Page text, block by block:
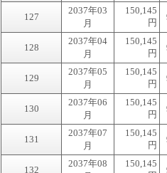
127
2037年03
月
150,145
円
128
2037年04
月
150,145
円
129
2037年05
月
150,145
円
130
2037年06
月
150,145
円
131
2037年07
月
150,145
円
132
2037年08
150,145